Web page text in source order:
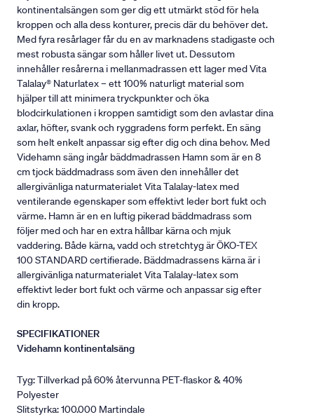
kontinentalsängen som ger dig ett utmärkt stöd för hela
kroppen och alla dess konturer, precis där du behöver det.
Med fyra resårlager får du en av marknadens stadigaste och
mest robusta sängar som håller livet ut. Dessutom
innehåller resårerna i mellanmadrassen ett lager med Vita
Talalay® Naturlatex – ett 100% naturligt material som
hjälper till att minimera tryckpunkter och öka
blodcirkulationen i kroppen samtidigt som den avlastar dina
axlar, höfter, svank och ryggradens form perfekt. En säng
som helt enkelt anpassar sig efter dig och dina behov. Med
Videhamn säng ingår bäddmadrassen Hamn som är en 8
cm tjock bäddmadrass som även den innehåller det
allergivänliga naturmaterialet Vita Talalay-latex med
ventilerande egenskaper som effektivt leder bort fukt och
värme. Hamn är en en luftig pikerad bäddmadrass som
följer med och har en extra hållbar kärna och mjuk
vaddering. Både kärna, vadd och stretchtyg är ÖKO-TEX
100 STANDARD certifierade. Bäddmadrassens kärna är i
allergivänliga naturmaterialet Vita Talalay-latex som
effektivt leder bort fukt och värme och anpassar sig efter
din kropp.
SPECIFIKATIONER
Videhamn kontinentalsäng
Tyg: Tillverkad på 60% återvunna PET-flaskor & 40%
Polyester
Slitstyrka: 100.000 Martindale